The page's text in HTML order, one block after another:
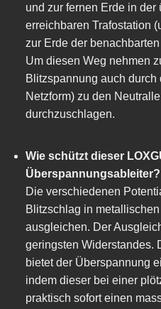
und zur fernen Erde in
erreichbaren Trafostation
zur Erde der
Um diesen Weg nehmen
Blitzspannung auch
Netzform) zu den
durchzuschlagen.
Wie schützt dieser
Überspannungsableiter?
Die verschiedenen
Blitzschlag in
ausgleichen. Der
geringsten Widerstandes.
bietet der Überspannung
indem dieser bei einer
praktisch sofort einen